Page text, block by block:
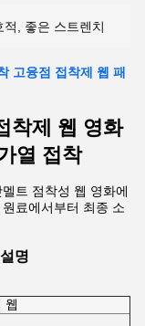
, 좋은 스트렌치
고융점 접착제 웹 패
착제 웹 영화
열 접착
트 점착성 웹 영화에
료에서부터 최종 소
명
웹